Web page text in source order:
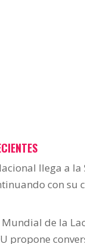
llega a la
con su
Mundial de la
propone